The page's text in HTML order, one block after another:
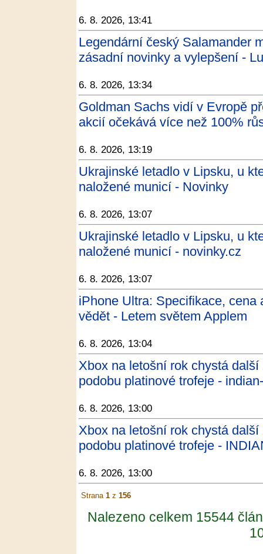
6. 8. 2026, 13:41
Legendární český Salamander
zásadní novinky a vylepšení -
6. 8. 2026, 13:34
Goldman Sachs vidí v Evropě
akcií očekává více než 100%
6. 8. 2026, 13:19
Ukrajinské letadlo v Lipsku, u
naložené municí - Novinky
6. 8. 2026, 13:07
Ukrajinské letadlo v Lipsku, u
naložené municí - novinky.cz
6. 8. 2026, 13:07
iPhone Ultra: Specifikace,
vědět - Letem světem Applem
6. 8. 2026, 13:04
Xbox na letošní rok chystá
podobu platinové trofeje -
6. 8. 2026, 13:00
Xbox na letošní rok chystá
podobu platinové trofeje -
6. 8. 2026, 13:00
Strana 1 z 156
Nalezeno celkem 15544